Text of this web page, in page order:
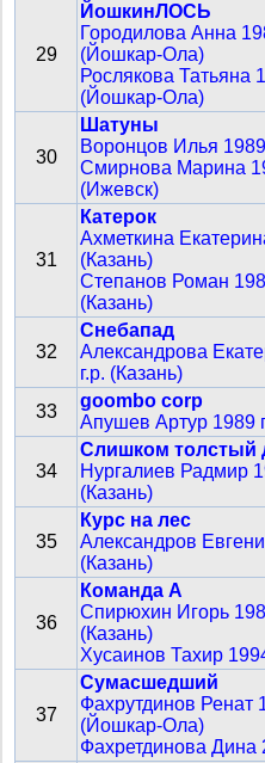
29
ЙошкинЛОСЬ
Городилова Анна
(Йошкар-Ола)
Рослякова Татьяна
(Йошкар-Ола)
30
Шатуны
Воронцов Илья
Смирнова Марина
(Ижевск)
31
Катерок
Ахметкина
(Казань)
Степанов Роман
(Казань)
32
Снебапад
Александрова
г.р. (Казань)
33
goombo corp
Апушев Артур 1989
34
Слишком толстый
Нургалиев Радмир
(Казань)
35
Курс на лес
Александров
(Казань)
36
Команда А
Спирюхин Игорь
(Казань)
Хусаинов Тахир
37
Сумасшедший
Фахрутдинов Ренат
(Йошкар-Ола)
Фахретдинова Дина